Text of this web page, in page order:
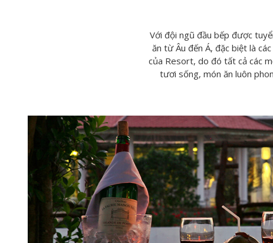
Với đội ngũ đầu bếp được
ăn từ Âu đến Á, đặc biệt là
của Resort, do đó tất cả các
tươi sống, món ăn luôn